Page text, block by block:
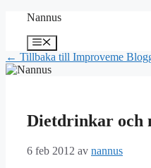
Hoppa
innehåll
Nannus
Meny
← Tillbaka till Improveme
Dietdrinkar och
6 feb 2012 av nannus